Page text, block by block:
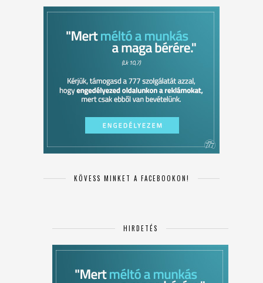
KÖVESS MINKET A FACEBOOKON!
HIRDETÉS